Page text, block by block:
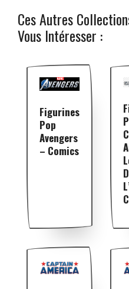
Ces Autres
Vous Intéresser :
Figurines
Pop
Avengers
– Comics